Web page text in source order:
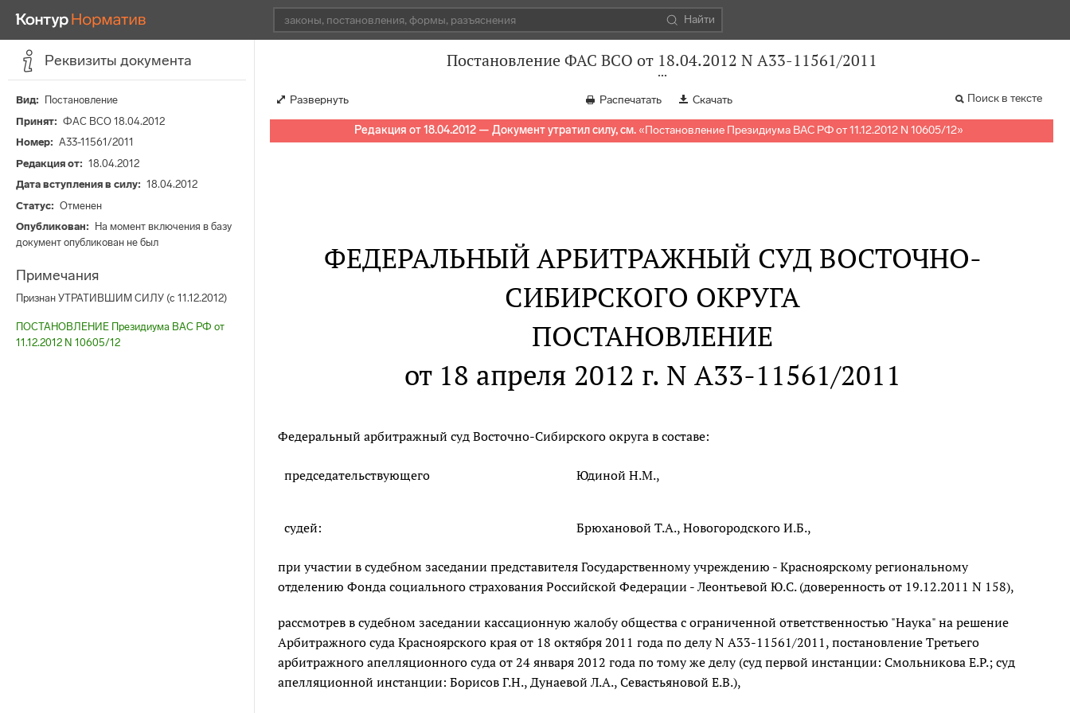
Найти
Реквизиты документа
Вид
Постановление
Принят
ФАС ВСО 18.04.2012
Номер
А33-11561/2011
Редакция от
18.04.2012
Дата вступления в силу
18.04.2012
Статус
Отменен
Опубликован
На момент включения в базу
документ опубликован не был
Примечания
Признан УТРАТИВШИМ СИЛУ (с 11.12.2012)
ПОСТАНОВЛЕНИЕ Президиума ВАС РФ от
11.12.2012 N 10605/12
Постановление ФАС ВСО от 18.04.2012 N А33-11561/2011
Развернуть Распечатать Скачать Поиск в тексте
Редакция от 18.04.2012 — Документ утратил силу, см.«Постановление Президиума ВАС РФ от 11.12.2012 N 10605/12»
ФЕДЕРАЛЬНЫЙ АРБИТРАЖНЫЙ СУД ВОСТОЧНО-
СИБИРСКОГО ОКРУГА
ПОСТАНОВЛЕНИЕ
от 18 апреля 2012 г. N А33-11561/2011
Федеральный арбитражный суд Восточно-Сибирского округа в составе:
председательствующего Юдиной Н.М.,
судей: Брюхановой Т.А., Новогородского И.Б.,
при участии в судебном заседании представителя Государственному учреждению - Красноярскому региональному
отделению Фонда социального страхования Российской Федерации - Леонтьевой Ю.С. (доверенность от 19.12.2011 N 158),
рассмотрев в судебном заседании кассационную жалобу общества с ограниченной ответственностью "Наука" на решение
Арбитражного суда Красноярского края от 18 октября 2011 года по делу N А33-11561/2011, постановление Третьего
арбитражного апелляционного суда от 24 января 2012 года по тому же делу (суд первой инстанции: Смольникова Е.Р.; суд
апелляционной инстанции: Борисов Г.Н., Дунаевой Л.А., Севастьяновой Е.В.),